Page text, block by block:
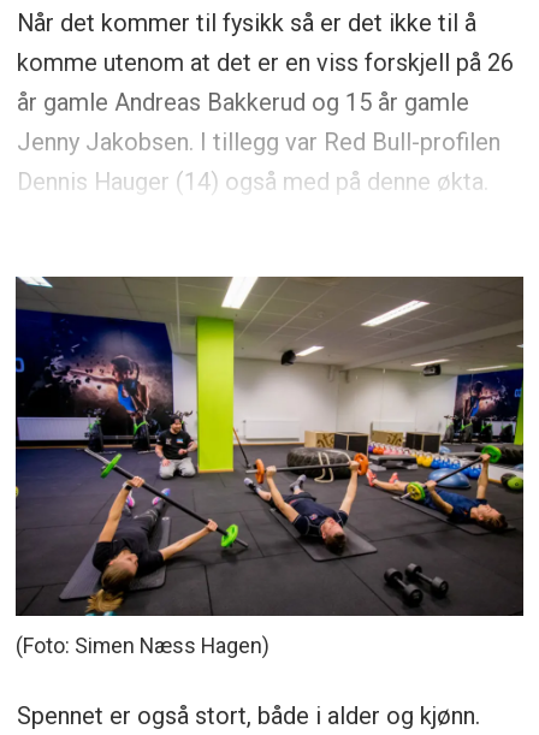
Når det kommer til fysikk så er det ikke til å
komme utenom at det er en viss forskjell på 26
år gamle Andreas Bakkerud og 15 år gamle
Jenny Jakobsen. I tillegg var Red Bull-profilen
Dennis Hauger (14) også med på denne økta.
(Foto: Simen Næss Hagen)
Spennet er også stort, både i alder og kjønn.